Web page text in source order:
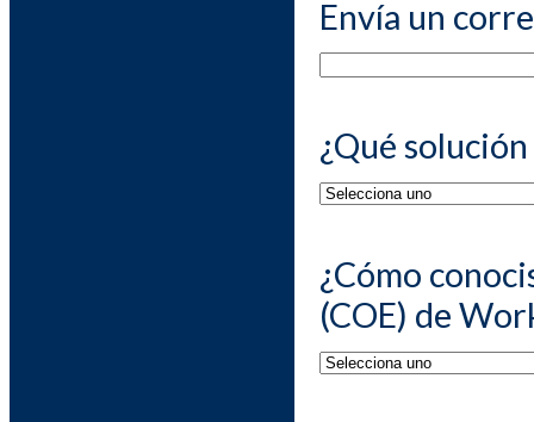
Envía un
¿Qué
¿Cómo
(COE) de